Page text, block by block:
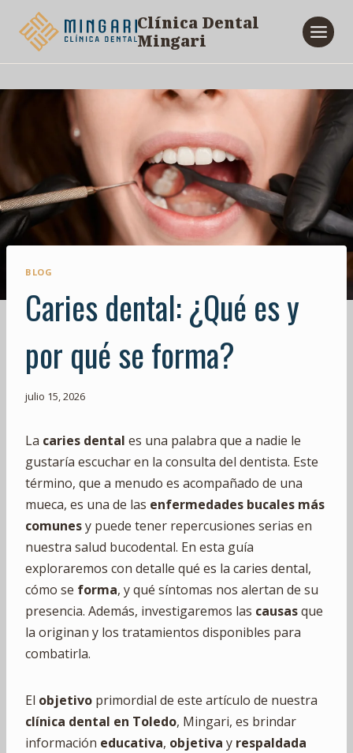
contenido
Clínica Dental
Mingari
BLOG
Caries dental: ¿Qué es y
por qué se forma?
julio 15, 2026
La caries dental es una palabra que a nadie le
gustaría escuchar en la consulta del dentista. Este
término, que a menudo es acompañado de una
mueca, es una de las enfermedades bucales más
comunesy puede tener repercusiones serias en
nuestra salud bucodental. En esta guía
exploraremos con detalle qué es la caries dental,
cómo se forma, y qué síntomas nos alertan de su
presencia. Además, investigaremos las causasque
la originan y los tratamientos disponibles para
combatirla.
El objetivo primordial de este artículo de nuestra
clínica dental en Toledo, Mingari, es brindar
información educativa, objetiva y respaldada